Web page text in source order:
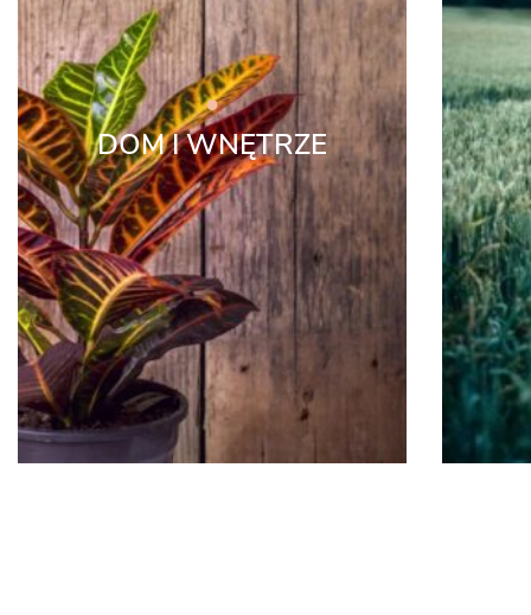
DOM I WNĘTRZE